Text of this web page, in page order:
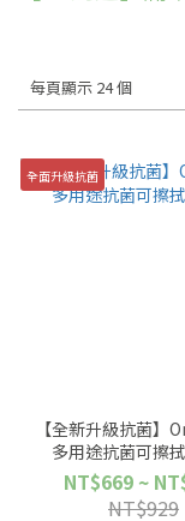
每頁顯示 24 個
全面升級抗菌
【全新升級抗菌】
多用途抗菌可擦
NT$669 ~
NT$929